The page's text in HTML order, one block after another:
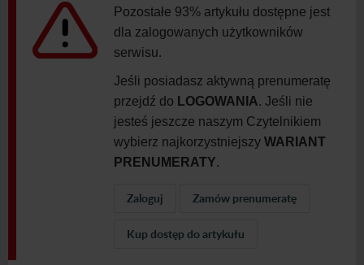
Pozostałe 93% artykułu dostępne jest
dla zalogowanych użytkowników
serwisu.
Jeśli posiadasz aktywną prenumeratę
przejdź do LOGOWANIA. Jeśli nie
jesteś jeszcze naszym Czytelnikiem
wybierz najkorzystniejszy WARIANT
PRENUMERATY.
Zaloguj Zamów prenumeratę
Kup dostęp do artykułu